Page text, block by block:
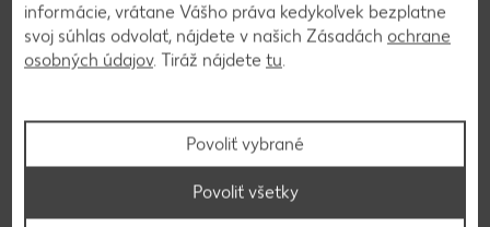
Stovky chutných receptov
Hľadáte inšpiráciu na varenie? Tak ste tu správne!
Nahliadnite do našej on-line kuchárky a vyberajte z
informácie, vrátane Vášho práva kedykoľvek bezplatne
svoj súhlas odvolať, nájdete v našich Zásadách ochrane
osobných údajov. Tiráž nájdete tu.
Povoliť vybrané
Povoliť všetky